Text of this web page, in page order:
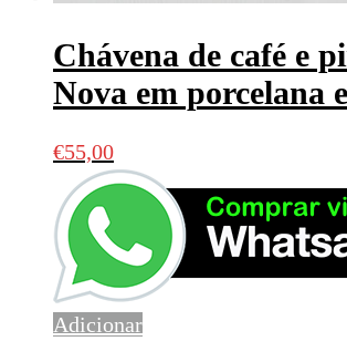
Chávena de café e
Nova em porcelana
€55,00
Adicionar